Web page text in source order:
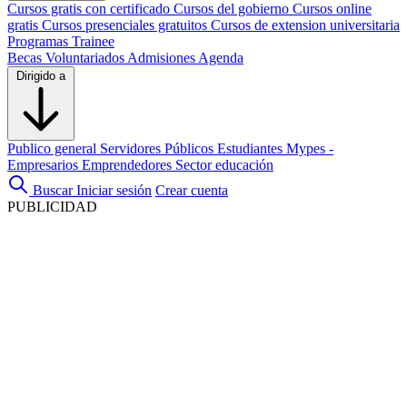
Cursos gratis con certificado Cursos del gobierno Cursos online
gratis Cursos presenciales gratuitos Cursos de extension universitaria
Programas Trainee
Becas Voluntariados Admisiones Agenda
Dirigido a
Publico general Servidores Públicos Estudiantes Mypes -
Empresarios Emprendedores Sector educación
Buscar Iniciar sesión Crear cuenta
PUBLICIDAD